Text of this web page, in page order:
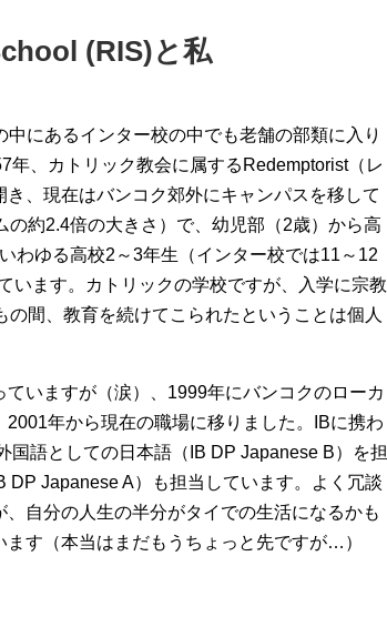
(RIS)と私
にあるインター校の中でも老舗の部類に入り
年、カトリック教会に属するRedemptorist（レ
、現在はバンコク郊外にキャンパスを移して
約2.4倍の大きさ）で、幼児部（2歳）から高
わゆる高校2～3年生（インター校では11～12
います。カトリックの学校ですが、入学に宗教
間、教育を続けてこられたということは個人
いますが（涙）、1999年にバンコクのローカ
年から現在の職場に移りました。IBに携わ
国語としての日本語（IB DP Japanese B）を担
Japanese A）も担当しています。よく冗談
自分の人生の半分がタイでの生活になるかも
す（本当はまだもうちょっと先ですが…）